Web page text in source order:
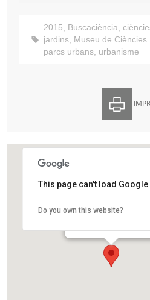
2015, Buscaciència,
jardins, Museu de
parcs urbans, urbanisme
Filmoteca de Catalunya
Plaça Salvador Seguí, 1 –
This page can't load
Do you own this website?